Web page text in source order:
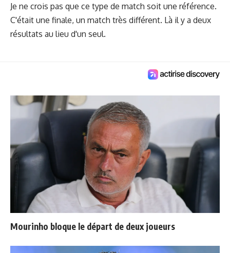
Je ne crois pas que ce type de match soit une référence.
C'était une finale, un match très différent. Là il y a deux
résultats au lieu d'un seul.
Mourinho bloque le départ de deux joueurs